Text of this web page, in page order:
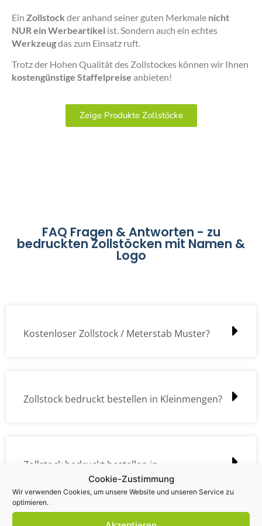
Cookie-Zustimmung
Wir verwenden Cookies, um unsere Website und unseren Service zu
optimieren.
Ein Zollstock der anhand seiner guten Merkmale nicht
NUR ein Werbeartikel ist. Sondern auch ein echtes
Werkzeugdas zum Einsatz ruft.
Trotz der Hohen Qualität des Zollstockes können wir Ihnen
kostengünstige Staffelpreise anbieten!
Zeige Produkte Zollstöcke
FAQ Fragen & Antworten - zu
bedruckten Zollstöcken mit Namen &
Logo
Kostenloser Zollstock / Meterstab Muster?
Zollstock bedruckt bestellen in Kleinmengen?
Zollstock bedruckt bestellen in